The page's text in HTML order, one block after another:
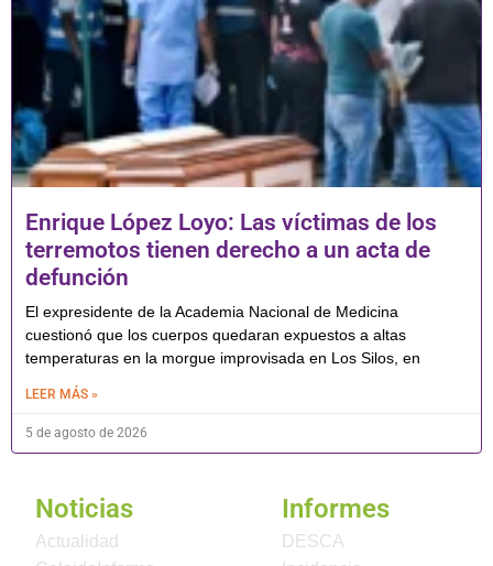
Enrique López Loyo: Las víctimas de los
terremotos tienen derecho a un acta de
defunción
El expresidente de la Academia Nacional de Medicina
cuestionó que los cuerpos quedaran expuestos a altas
temperaturas en la morgue improvisada en Los Silos, en
LEER MÁS »
5 de agosto de 2026
Noticias
Actualidad
Informes
DESCA